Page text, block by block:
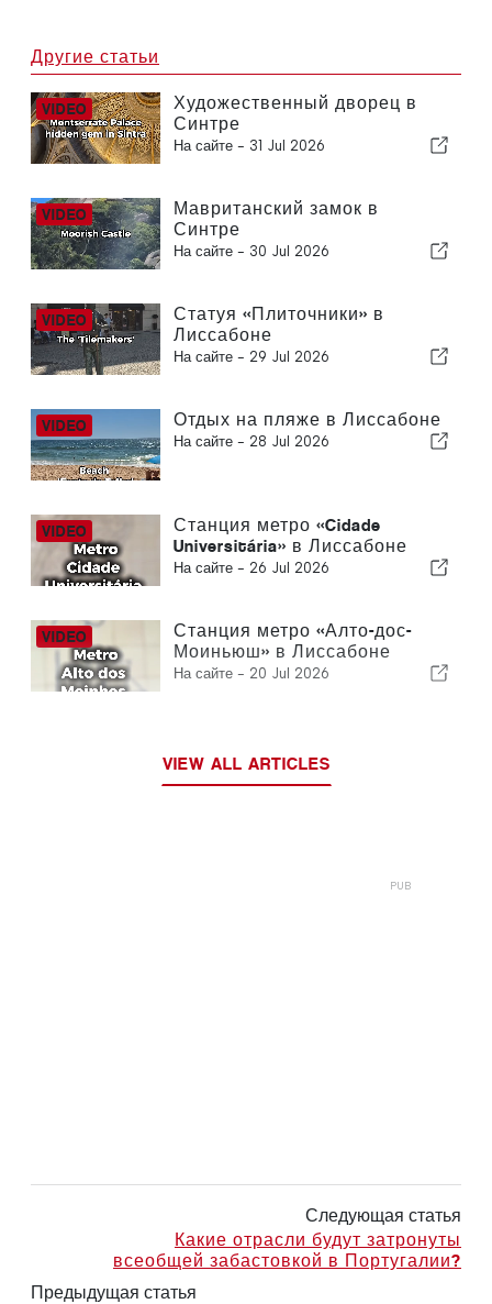
Другие статьи
Художественный дворец в
Синтре
На сайте - 31 Jul 2026
Мавританский замок в
Синтре
На сайте - 30 Jul 2026
Статуя «Плиточники» в
Лиссабоне
На сайте - 29 Jul 2026
Отдых на пляже в Лиссабоне
На сайте - 28 Jul 2026
Станция метро «Cidade
Universitária» в Лиссабоне
На сайте - 26 Jul 2026
Станция метро «Алто-дос-
Моиньюш» в Лиссабоне
На сайте - 20 Jul 2026
VIEW ALL ARTICLES
Следующая статья
Какие отрасли будут затронуты
всеобщей забастовкой в Португалии?
Предыдущая статья